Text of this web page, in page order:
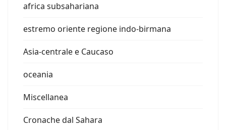
africa subsahariana
estremo oriente regione indo-birmana
Asia-centrale e Caucaso
oceania
Miscellanea
Cronache dal Sahara